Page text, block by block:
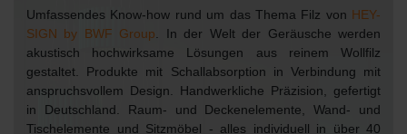
Umfassendes Know-how rund um das Thema Filz von HEY-
SIGN by BWF Group . In der Welt der Geräusche werden
akustisch hochwirksame Lösungen aus reinem Wollfilz
gestaltet. Produkte mit Schallabsorption in Verbindung mit
anspruchsvollem Design. Handwerkliche Präzision, gefertigt
in Deutschland. Raum- und Deckenelemente, Wand- und
Tischelemente und Sitzmöbel - alles individuell in über 40